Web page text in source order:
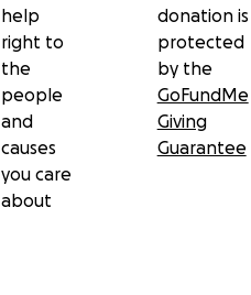
help
right to
the
people
and
causes
you care
about
donation is
protected
by the
GoFundMe
Giving
Guarantee